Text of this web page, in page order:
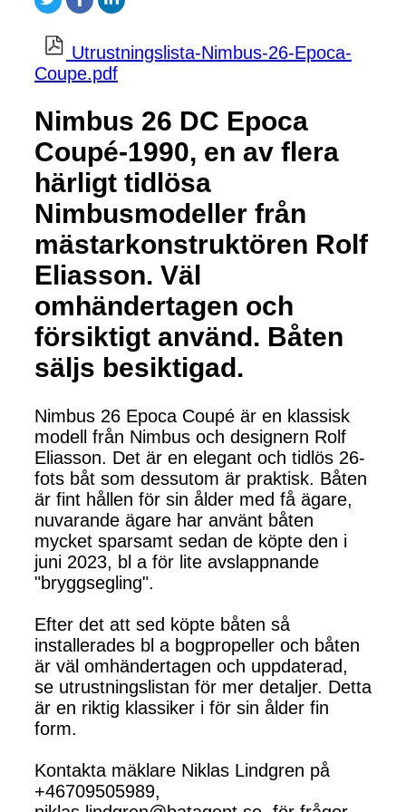
Utrustningslista-Nimbus-26-Epoca-
Coupe.pdf
Nimbus 26 DC Epoca
Coupé-1990, en av flera
härligt tidlösa
Nimbusmodeller från
mästarkonstruktören Rolf
Eliasson. Väl
omhändertagen och
försiktigt använd. Båten
säljs besiktigad.
Nimbus 26 Epoca Coupé är en klassisk
modell från Nimbus och designern Rolf
Eliasson. Det är en elegant och tidlös 26-
fots båt som dessutom är praktisk. Båten
är fint hållen för sin ålder med få ägare,
nuvarande ägare har använt båten
mycket sparsamt sedan de köpte den i
juni 2023, bl a för lite avslappnande
"bryggsegling".
Efter det att sed köpte båten så
installerades bl a bogpropeller och båten
är väl omhändertagen och uppdaterad,
se utrustningslistan för mer detaljer. Detta
är en riktig klassiker i för sin ålder fin
form.
Kontakta mäklare Niklas Lindgren på
+46709505989,